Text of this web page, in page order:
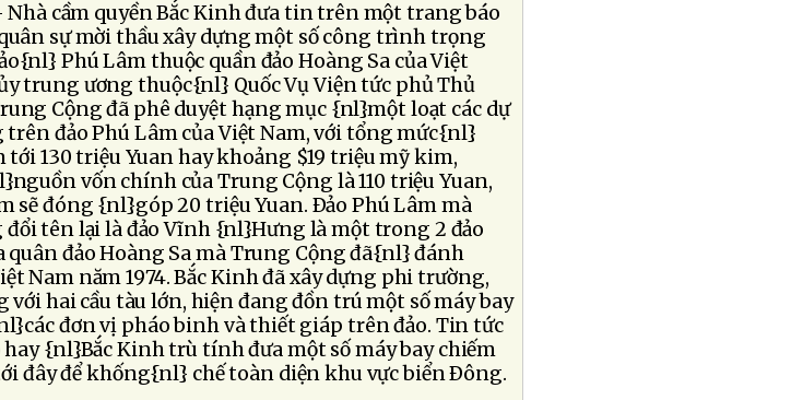
Nhà cầm quyền Bắc Kinh đưa tin trên một trang báo
sự mời thầu xây dựng một số công trình trọng
Phú Lâm thuộc quần đảo Hoàng Sa của Việt
trung ương thuộc{nl} Quốc Vụ Viện tức phủ Thủ
Cộng đã phê duyệt hạng mục {nl}một loạt các dự
trên đảo Phú Lâm của Việt Nam, với tổng mức{nl}
130 triệu Yuan hay khoảng $19 triệu mỹ kim,
vốn chính của Trung Cộng là 110 triệu Yuan,
sẽ đóng {nl}góp 20 triệu Yuan. Ðảo Phú Lâm mà
đổi tên lại là đảo Vĩnh {nl}Hưng là một trong 2 đảo
quân đảo Hoàng Sa mà Trung Cộng đã{nl} đánh
Nam năm 1974. Bắc Kinh đã xây dựng phi trường,
với hai cầu tàu lớn, hiện đang đồn trú một số máy bay
đơn vị pháo binh và thiết giáp trên đảo. Tin tức
hay {nl}Bắc Kinh trù tính đưa một số máy bay chiếm
đây để khống{nl} chế toàn diện khu vực biển Ðông.